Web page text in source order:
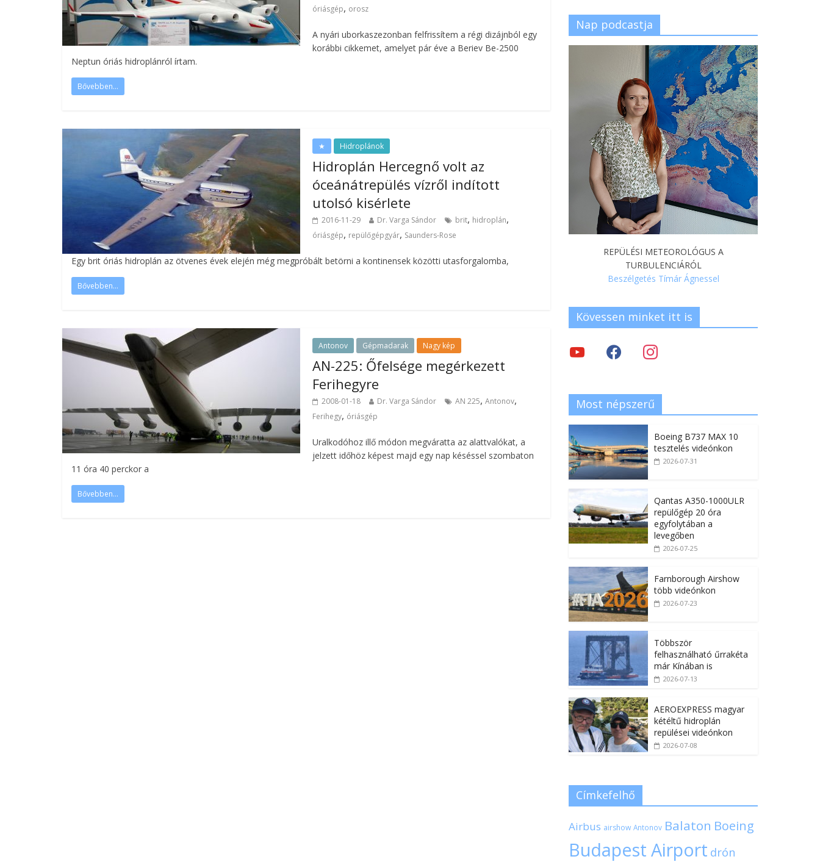
óriásgép, orosz
A nyári uborkaszezonban felfrissítem a régi dizájnból egy
korábbi cikkemet, amelyet pár éve a Beriev Be-2500
Neptun óriás hidroplánról írtam.
Bővebben...
★ Hidroplánok
Hidroplán Hercegnő volt az
óceánátrepülés vízről indított
utolsó kisérlete
2016-11-29 Dr. Varga Sándor brit, hidroplán,
óriásgép, repülőgépgyár, Saunders-Rose
Egy brit óriás hidroplán az ötvenes évek elején még megpróbált betörni a kontinensek közötti utasforgalomba,
Bővebben...
Antonov Gépmadarak Nagy kép
AN-225: Őfelsége megérkezett
Ferihegyre
2008-01-18 Dr. Varga Sándor AN 225, Antonov,
Ferihegy, óriásgép
Uralkodóhoz illő módon megváratta az alattvalókat, a
jelzett időhöz képest majd egy nap késéssel szombaton
11 óra 40 perckor a
Bővebben...
Nap podcastja
REPÜLÉSI METEOROLÓGUS A
TURBULENCIÁRÓL
Beszélgetés Tímár Ágnessel
Kövessen minket itt is
Most népszerű
Boeing B737 MAX 10
tesztelés videónkon
2026-07-31
Qantas A350-1000ULR
repülőgép 20 óra
egyfolytában a
levegőben
2026-07-25
Farnborough Airshow
több videónkon
2026-07-23
Többször
felhasználható űrrakéta
már Kínában is
2026-07-13
AEROEXPRESS magyar
kétéltű hidroplán
repülései videónkon
2026-07-08
Címkefelhő
Airbus airshow Antonov Balaton Boeing
Budapest Airport drón